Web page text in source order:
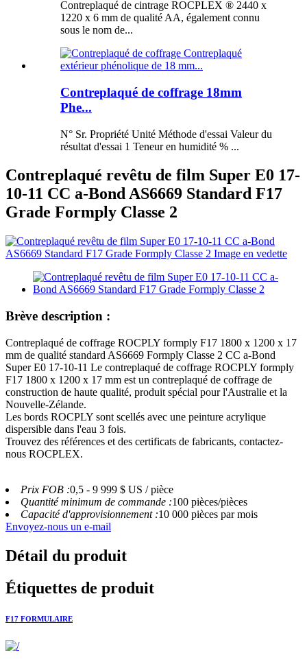
Contreplaqué de cintrage ROCPLEX ® 2440 x
1220 x 6 mm de qualité AA, également connu
sous le nom de...
Contreplaqué de coffrage 18mm
Phe...
N° Sr. Propriété Unité Méthode d'essai Valeur du
résultat d'essai 1 Teneur en humidité % ...
Contreplaqué revêtu de film Super E0 17-
10-11 CC a-Bond AS6669 Standard F17
Grade Formply Classe 2
Brève description :
Contreplaqué de coffrage ROCPLY formply F17 1800 x 1200 x 17
mm de qualité standard AS6669 Formply Classe 2 CC a-Bond
Super E0 17-10-11 Le contreplaqué de coffrage ROCPLY formply
F17 1800 x 1200 x 17 mm est un contreplaqué de coffrage de
construction de haute qualité, produit spécial pour l'Australie et la
Nouvelle-Zélande.
Les bords ROCPLY sont scellés avec une peinture acrylique
dispersible dans l'eau 3 fois.
Trouvez des références et des certificats de fabricants, contactez-
nous ROCPLEX.
Prix ​​FOB :0,5 - 9 999 $ US / pièce
Quantité minimum de commande :100 pièces/pièces
Capacité d'approvisionnement :10 000 pièces par mois
Envoyez-nous un e-mail
Détail du produit
Étiquettes de produit
F17 FORMULAIRE